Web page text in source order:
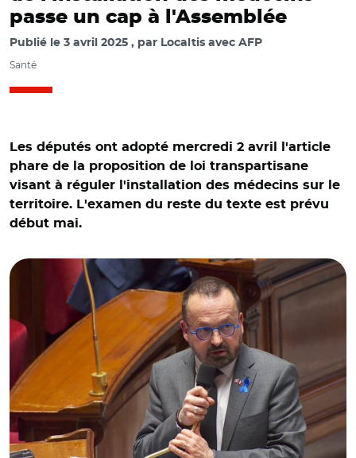
passe un cap à l'Assemblée
Publié le 3 avril 2025 par Localtis avec AFP
Santé
Les députés ont adopté mercredi 2 avril l'article
phare de la proposition de loi transpartisane
visant à réguler l'installation des médecins sur le
territoire. L'examen du reste du texte est prévu
début mai.